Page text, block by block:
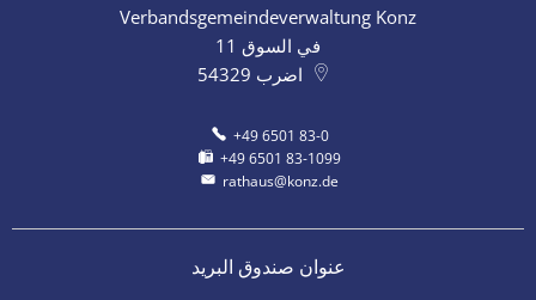
Verbandsgemeindeverwaltung Konz
في السوق 11
54329 اضرب
+49 6501 83-0
+49 6501 83-1099
rathaus@konz.de
عنوان صندوق البريد